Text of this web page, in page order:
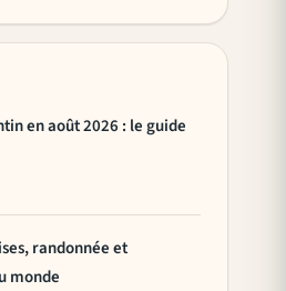
en août 2026 : le guide
randonnée et
monde